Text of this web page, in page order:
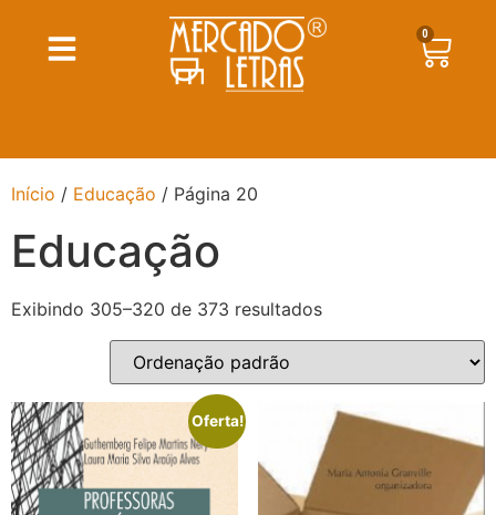
0
Início / Educação / Página 20
Educação
Exibindo 305–320 de 373 resultados
Oferta!